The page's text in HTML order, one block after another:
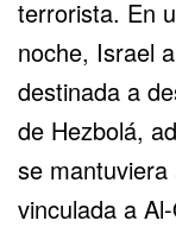
terrorista. En
noche, Israel
destinada a
de Hezbolá,
se mantuviera
vinculada a